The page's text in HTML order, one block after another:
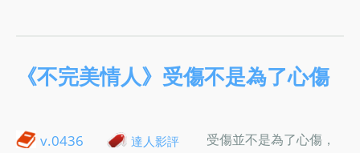
《不完美情人》受傷不是為了心傷
v.0436 達人影評
受傷並不是為了心傷，